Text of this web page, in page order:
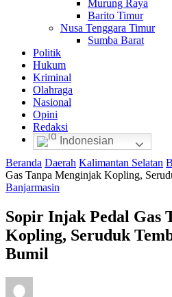
Murung Raya
Barito Timur
Nusa Tenggara Timur
Sumba Barat
Politik
Hukum
Kriminal
Olahraga
Nasional
Opini
Redaksi
Indonesian
Beranda Daerah Kalimantan Selatan
Gas Tanpa Menginjak Kopling,
Banjarmasin
Sopir Injak Pedal Gas
Kopling, Seruduk
Bumil